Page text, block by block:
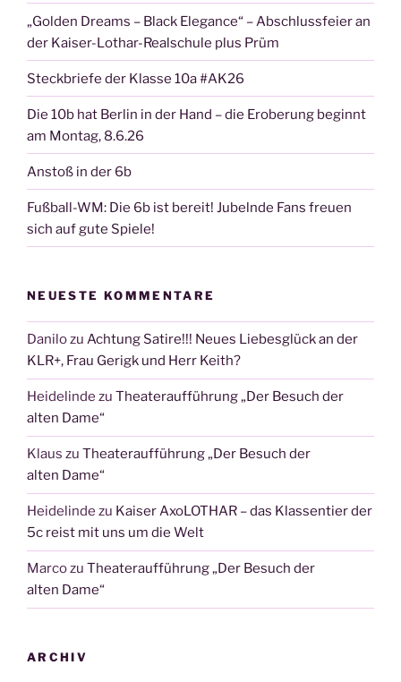
„Golden Dreams – Black Elegance“ – Abschlussfeier an
der Kaiser-Lothar-Realschule plus Prüm
Steckbriefe der Klasse 10a #AK26
Die 10b hat Berlin in der Hand – die Eroberung beginnt
am Montag, 8.6.26
Anstoß in der 6b
Fußball-WM: Die 6b ist bereit! Jubelnde Fans freuen
sich auf gute Spiele!
NEUESTE KOMMENTARE
Danilozu Achtung Satire!!! Neues Liebesglück an der
KLR+, Frau Gerigk und Herr Keith?
Heidelinde zu Theateraufführung „Der Besuch der
alten Dame“
Klaus zu Theateraufführung „Der Besuch der
alten Dame“
Heidelinde zu Kaiser AxoLOTHAR – das Klassentier der
5c reist mit uns um die Welt
Marcozu Theateraufführung „Der Besuch der
alten Dame“
ARCHIV